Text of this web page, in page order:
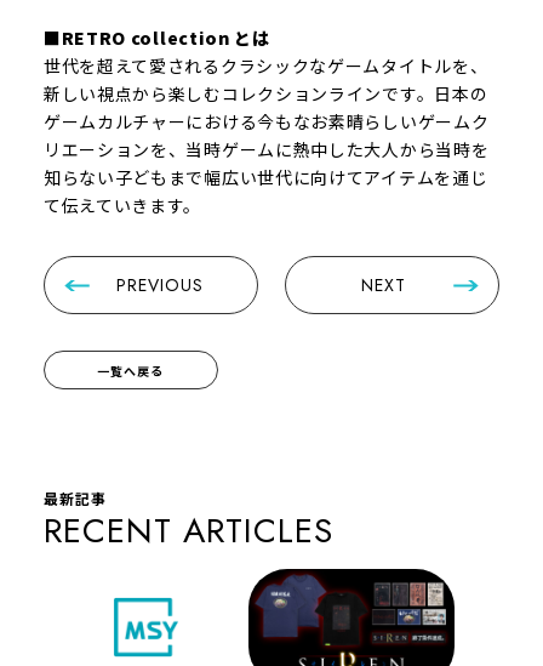
■RETRO collection とは
世代を超えて愛されるクラシックなゲームタイトルを、
新しい視点から楽しむコレクションラインです。日本の
ゲームカルチャーにおける今もなお素晴らしいゲームク
リエーションを、当時ゲームに熱中した大人から当時を
知らない子どもまで幅広い世代に向けてアイテムを通じ
て伝えていきます。
PREVIOUS NEXT
一覧へ戻る
最新記事
RECENT ARTICLES